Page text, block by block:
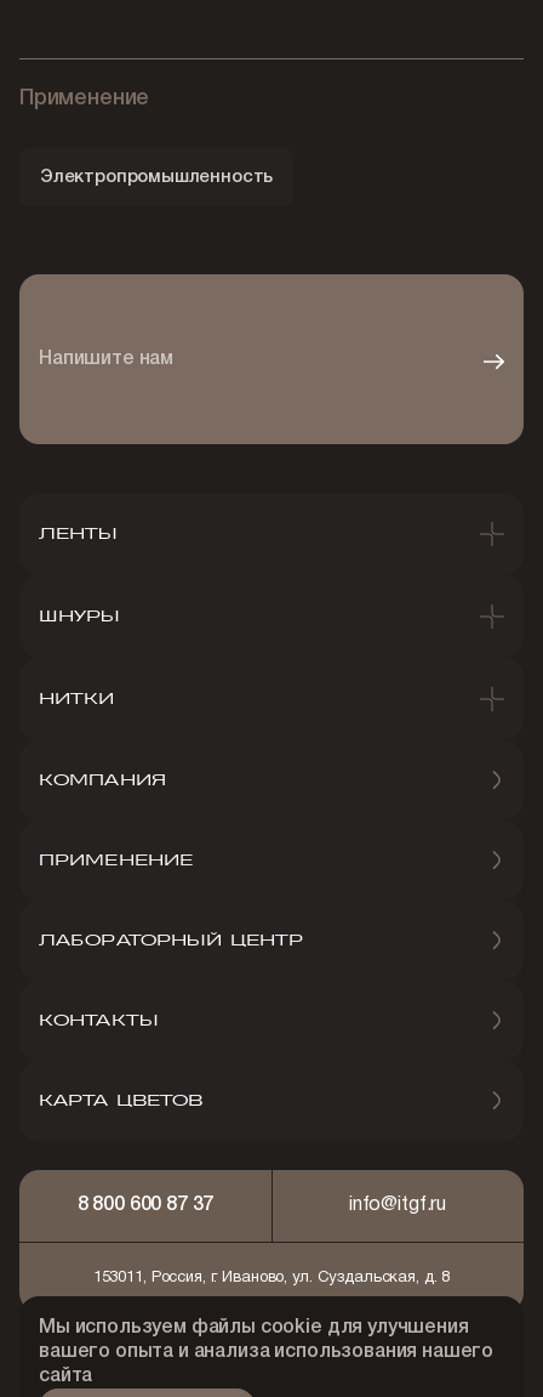
Применение
Электропромышленность
Напишите нам
КОМПАНИЯ
ПРИМЕНЕНИЕ
ЛАБОРАТОРНЫЙ ЦЕНТР
КОНТАКТЫ
КАРТА ЦВЕТОВ
ЛЕНТЫ
ШНУРЫ
НИТКИ
8 800 600 87 37 info@itgf.ru
153011, Россия, г. Иваново, ул. Суздальская, д. 8
© 2026 АО "Ивановская текстильно-галантерейная
фабрика"
Мы используем файлы cookie для улучшения
вашего опыта и анализа использования нашего
сайта